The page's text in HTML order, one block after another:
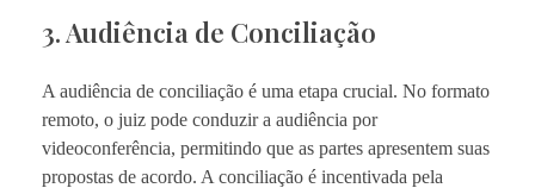
3. Audiência de Conciliação
A audiência de conciliação é uma etapa crucial. No formato
remoto, o juiz pode conduzir a audiência por
videoconferência, permitindo que as partes apresentem suas
propostas de acordo. A conciliação é incentivada pela